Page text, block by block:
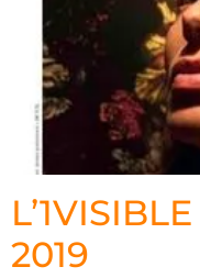
2019